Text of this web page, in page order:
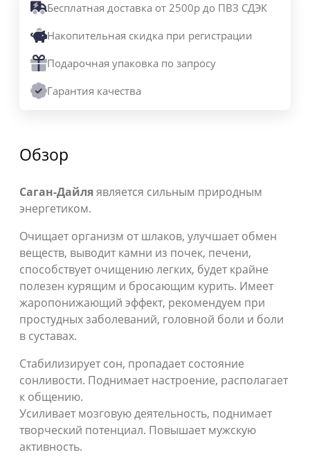
Бесплатная доставка от 2500р до ПВЗ СДЭК
Накопительная скидка при регистрации
Подарочная упаковка по запросу
Гарантия качества
Обзор
Саган-Дайляявляется сильным природным
энергетиком.
Очищает организм от шлаков, улучшает обмен
веществ, выводит камни из почек, печени,
способствует очищению легких, будет крайне
полезен курящим и бросающим курить. Имеет
жаропонижающий эффект, рекомендуем при
простудных заболеваний, головной боли и боли
в суставах.
Стабилизирует сон, пропадает состояние
сонливости. Поднимает настроение, располагает
к общению.
Усиливает мозговую деятельность, поднимает
творческий потенциал. Повышает мужскую
активность.